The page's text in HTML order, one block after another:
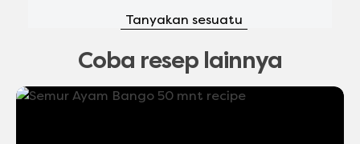
Tanyakan sesuatu
Coba resep lainnya